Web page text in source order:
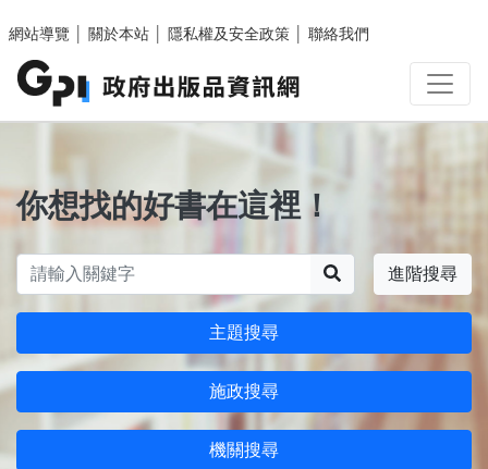
網站導覽
關於本站 隱私權及安全政策 聯絡我們
你想找的好書在這裡！
進階搜尋
主題搜尋
施政搜尋
機關搜尋